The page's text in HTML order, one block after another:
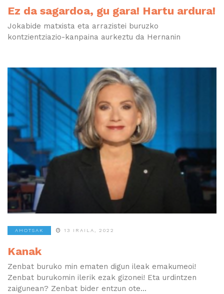
Ez da sagardoa, gu gara! Hartu ardura!
Jokabide matxista eta arrazistei buruzko
kontzientziazio-kanpaina aurkeztu da Hernanin
AHOTSAK 13 IRAILA, 2022
Kanak
Zenbat buruko min ematen digun ileak emakumeoi!
Zenbat burukomin ilerik ezak gizonei! Eta urdintzen
zaigunean? Zenbat bider entzun ote...